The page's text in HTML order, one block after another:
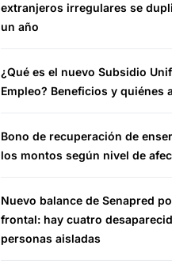
extranjeros irregulares se
un año
¿Qué es el nuevo Subsidio
Empleo? Beneficios y quiénes
Bono de recuperación de
los montos según nivel de
Nuevo balance de Senapred
frontal: hay cuatro
personas aisladas